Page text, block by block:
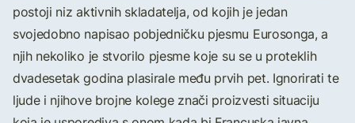
postoji niz aktivnih skladatelja, od kojih je jedan
svojedobno napisao pobjedničku pjesmu Eurosonga, a
njih nekoliko je stvorilo pjesme koje su se u proteklih
dvadesetak godina plasirale među prvih pet. Ignorirati te
ljude i njihove brojne kolege znači proizvesti situaciju